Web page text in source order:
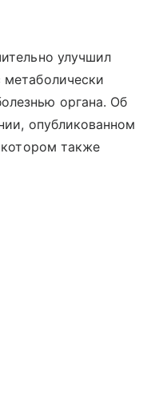
улучшил
органа. Об
опубликованном
также